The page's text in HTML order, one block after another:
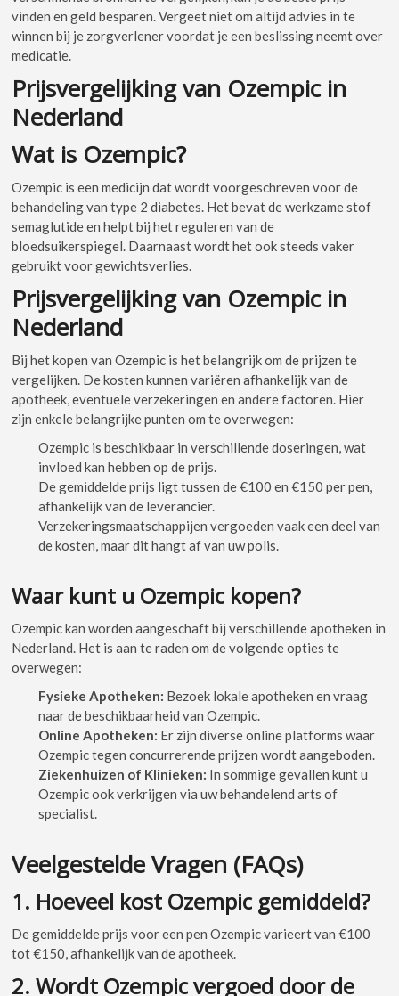
vinden en geld besparen. Vergeet niet om altijd advies in te
winnen bij je zorgverlener voordat je een beslissing neemt over
medicatie.
Prijsvergelijking van Ozempic in
Nederland
Wat is Ozempic?
Ozempic is een medicijn dat wordt voorgeschreven voor de
behandeling van type 2 diabetes. Het bevat de werkzame stof
semaglutide en helpt bij het reguleren van de
bloedsuikerspiegel. Daarnaast wordt het ook steeds vaker
gebruikt voor gewichtsverlies.
Prijsvergelijking van Ozempic in
Nederland
Bij het kopen van Ozempic is het belangrijk om de prijzen te
vergelijken. De kosten kunnen variëren afhankelijk van de
apotheek, eventuele verzekeringen en andere factoren. Hier
zijn enkele belangrijke punten om te overwegen:
Ozempic is beschikbaar in verschillende doseringen, wat
invloed kan hebben op de prijs.
De gemiddelde prijs ligt tussen de €100 en €150 per pen,
afhankelijk van de leverancier.
Verzekeringsmaatschappijen vergoeden vaak een deel van
de kosten, maar dit hangt af van uw polis.
Waar kunt u Ozempic kopen?
Ozempic kan worden aangeschaft bij verschillende apotheken in
Nederland. Het is aan te raden om de volgende opties te
overwegen:
Fysieke Apotheken: Bezoek lokale apotheken en vraag
naar de beschikbaarheid van Ozempic.
Online Apotheken: Er zijn diverse online platforms waar
Ozempic tegen concurrerende prijzen wordt aangeboden.
Ziekenhuizen of Klinieken: In sommige gevallen kunt u
Ozempic ook verkrijgen via uw behandelend arts of
specialist.
Veelgestelde Vragen (FAQs)
1. Hoeveel kost Ozempic gemiddeld?
De gemiddelde prijs voor een pen Ozempic varieert van €100
tot €150, afhankelijk van de apotheek.
2. Wordt Ozempic vergoed door de